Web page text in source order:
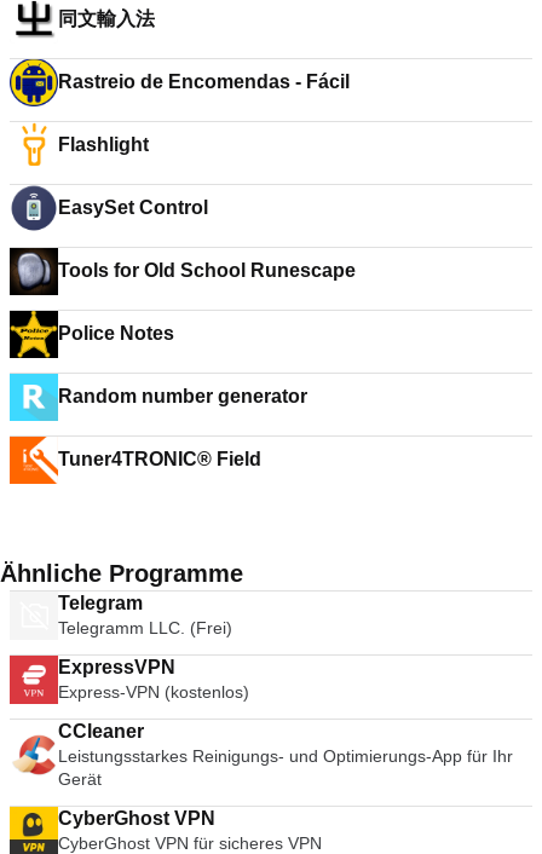
同文輸入法
Rastreio de Encomendas - Fácil
Flashlight
EasySet Control
Tools for Old School Runescape
Police Notes
Random number generator
Tuner4TRONIC® Field
Ähnliche Programme
Telegram
Telegramm LLC. (Frei)
ExpressVPN
Express-VPN (kostenlos)
CCleaner
Leistungsstarkes Reinigungs- und Optimierungs-App für Ihr
Gerät
CyberGhost VPN
CyberGhost VPN für sicheres VPN